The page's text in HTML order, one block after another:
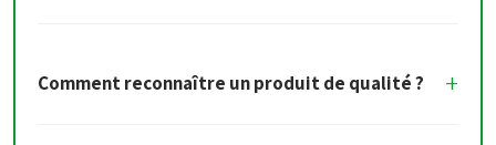
Comment reconnaître un produit de qualité ?